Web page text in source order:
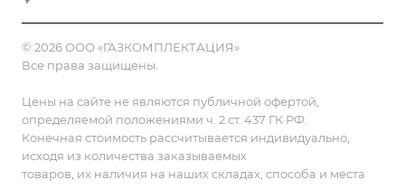
© 2026 ООО «ГАЗКОМПЛЕКТАЦИЯ»
Все права защищены.
Цены на сайте не являются публичной офертой,
определяемой положениями ч. 2 ст. 437 ГК РФ.
Конечная стоимость рассчитывается индивидуально,
исходя из количества заказываемых
товаров, их наличия на наших складах, способа и места